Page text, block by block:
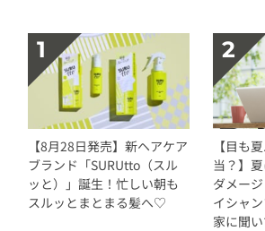
【8月28日発売】新ヘアケア
ブランド「SURUtto（スル
ッと）」誕生！忙しい朝も
スルッとまとまる髪へ♡
【目も
当？】
ダメー
イシャ
家に聞